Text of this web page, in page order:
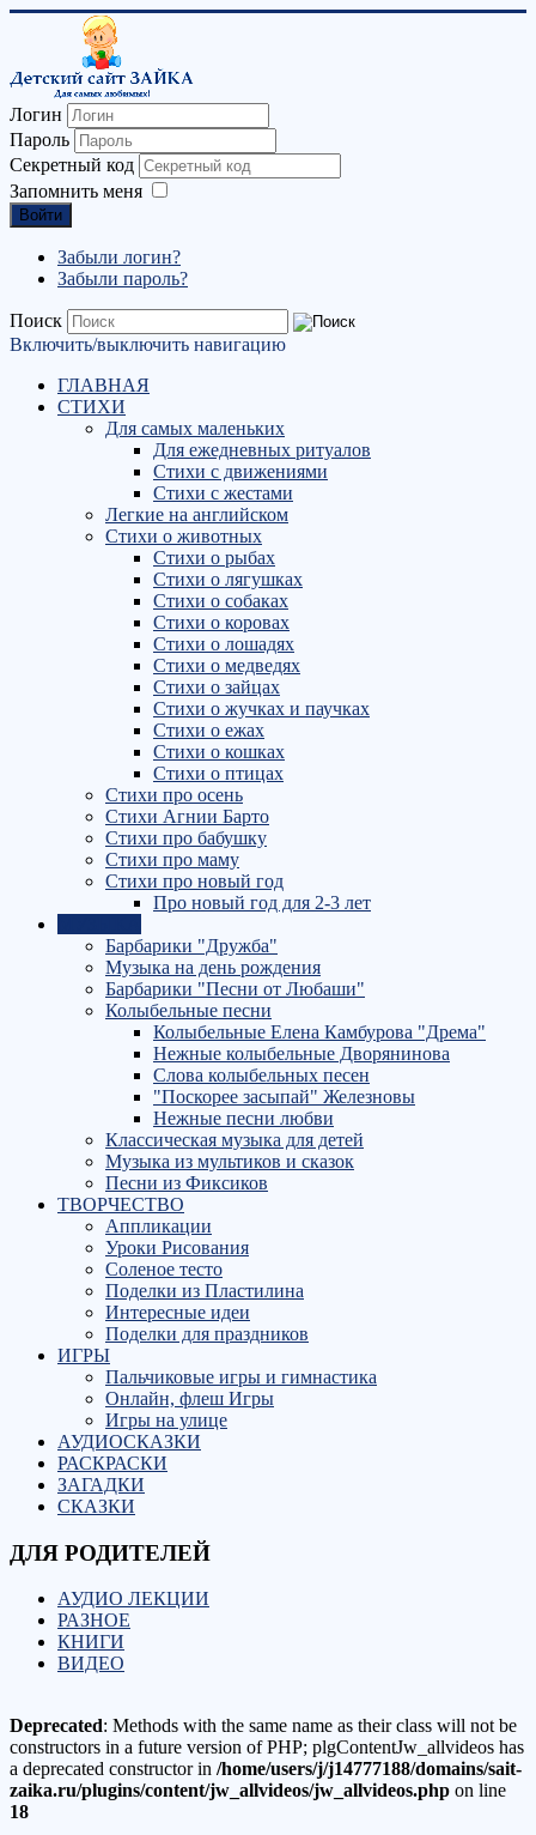
Логин
Пароль
Секретный код
Запомнить меня
Войти
Забыли логин?
Забыли пароль?
Поиск
Включить/выключить навигацию
ГЛАВНАЯ
СТИХИ
Для самых маленьких
Для ежедневных ритуалов
Стихи с движениями
Стихи с жестами
Легкие на английском
Стихи о животных
Стихи о рыбах
Стихи о лягушках
Стихи о собаках
Стихи о коровах
Стихи о лошадях
Стихи о медведях
Стихи о зайцах
Стихи о жучках и паучках
Стихи о ежах
Стихи о кошках
Стихи о птицах
Стихи про осень
Стихи Агнии Барто
Стихи про бабушку
Стихи про маму
Стихи про новый год
Про новый год для 2-3 лет
Барбарики "Дружба"
Музыка на день рождения
Барбарики "Песни от Любаши"
Колыбельные песни
Колыбельные Елена Камбурова "Дрема"
Нежные колыбельные Дворянинова
Слова колыбельных песен
"Поскорее засыпай" Железновы
Нежные песни любви
Классическая музыка для детей
Музыка из мультиков и сказок
Песни из Фиксиков
ТВОРЧЕСТВО
Аппликации
Уроки Рисования
Соленое тесто
Поделки из Пластилина
Интересные идеи
Поделки для праздников
ИГРЫ
Пальчиковые игры и гимнастика
Онлайн, флеш Игры
Игры на улице
АУДИОСКАЗКИ
РАСКРАСКИ
ЗАГАДКИ
СКАЗКИ
ДЛЯ РОДИТЕЛЕЙ
АУДИО ЛЕКЦИИ
РАЗНОЕ
КНИГИ
ВИДЕО
Deprecated: Methods with the same name as their class will not be
constructors in a future version of PHP; plgContentJw_allvideos has
a deprecated constructor in /home/users/j/j14777188/domains/sait-
zaika.ru/plugins/content/jw_allvideos/jw_allvideos.php on line
18